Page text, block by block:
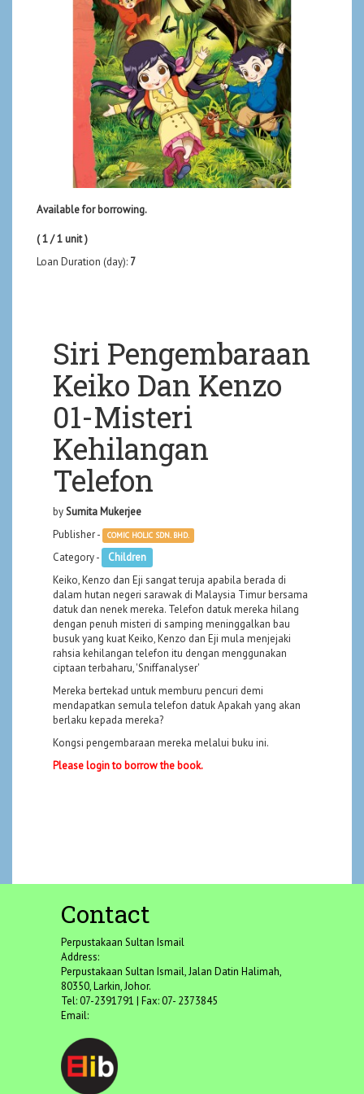
Available for borrowing.
( 1 / 1 unit )
Loan Duration (day): 7
Siri Pengembaraan
Keiko Dan Kenzo
01-Misteri
Kehilangan
Telefon
bySumita Mukerjee
Publisher -
COMIC HOLIC SDN. BHD.
Category -
Children
Keiko, Kenzo dan Eji sangat teruja apabila berada di
dalam hutan negeri sarawak di Malaysia Timur bersama
datuk dan nenek mereka. Telefon datuk mereka hilang
dengan penuh misteri di samping meninggalkan bau
busuk yang kuat Keiko, Kenzo dan Eji mula menjejaki
rahsia kehilangan telefon itu dengan menggunakan
ciptaan terbaharu, 'Sniffanalyser'
Mereka bertekad untuk memburu pencuri demi
mendapatkan semula telefon datuk Apakah yang akan
berlaku kepada mereka?
Kongsi pengembaraan mereka melalui buku ini.
Please login to borrow the book.
Contact
Perpustakaan Sultan Ismail
Address:
Perpustakaan Sultan Ismail, Jalan Datin Halimah,
80350, Larkin, Johor.
Tel: 07-2391791 | Fax: 07- 2373845
Email: